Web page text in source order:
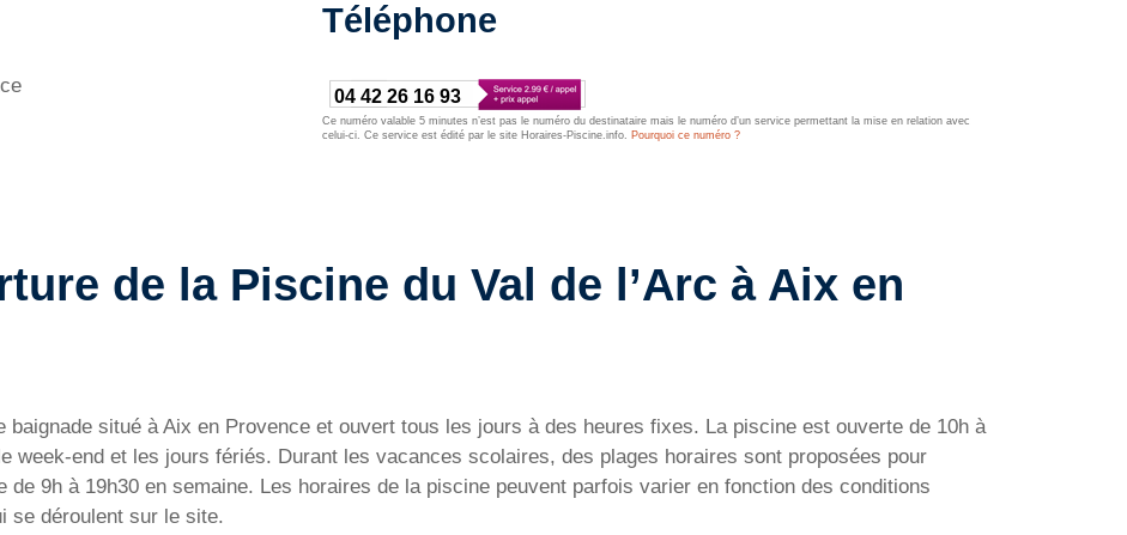
Téléphone
04 42 26 16 93
Ce numéro valable 5 minutes n’est pas le numéro du destinataire mais le numéro d’un service permettant la mise en relation avec
celui-ci. Ce service est édité par le site Horaires-Piscine.info. Pourquoi ce numéro ?
de la Piscine du Val de l’Arc à Aix en
baignade situé à Aix en Provence et ouvert tous les jours à des heures fixes. La piscine est ouverte de 10h à
week-end et les jours fériés. Durant les vacances scolaires, des plages horaires sont proposées pour
9h à 19h30 en semaine. Les horaires de la piscine peuvent parfois varier en fonction des conditions
se déroulent sur le site.